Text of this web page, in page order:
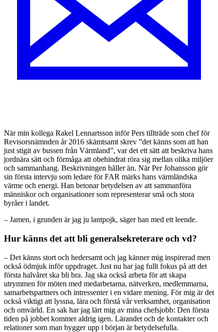
När min kollega Rakel Lennartsson inför Pers tillträde som chef för
Revisorsnämnden år 2016 skämtsamt skrev ”det känns som att han
just stigit av bussen från Värmland”, var det ett sätt att beskriva hans
jordnära sätt och förmåga att obehindrat röra sig mellan olika miljöer
och sammanhang. Beskrivningen håller än. När Per Johansson gör
sin första intervju som ledare för FAR märks hans värmländska
värme och energi. Han betonar betydelsen av att sammanföra
människor och organisationer som representerar små och stora
byråer i landet.
– Jamen, i grunden är jag ju lantpojk, säger han med ett leende.
Hur känns det att bli generalsekreterare och vd?
– Det känns stort och hedersamt och jag känner mig inspirerad men
också ödmjuk inför uppdraget. Just nu har jag fullt fokus på att det
första halvåret ska bli bra. Jag ska också arbeta för att skapa
utrymmen för möten med medarbetarna, nätverken, medlemmarna,
samarbetspartners och intressenter i en vidare mening. För mig är det
också viktigt att lyssna, lära och förstå vår verksamhet, organisation
och omvärld. En sak har jag lärt mig av mina chefsjobb: Den första
tiden på jobbet kommer aldrig igen. Lärandet och de kontakter och
relationer som man bygger upp i början är betydelsefulla.